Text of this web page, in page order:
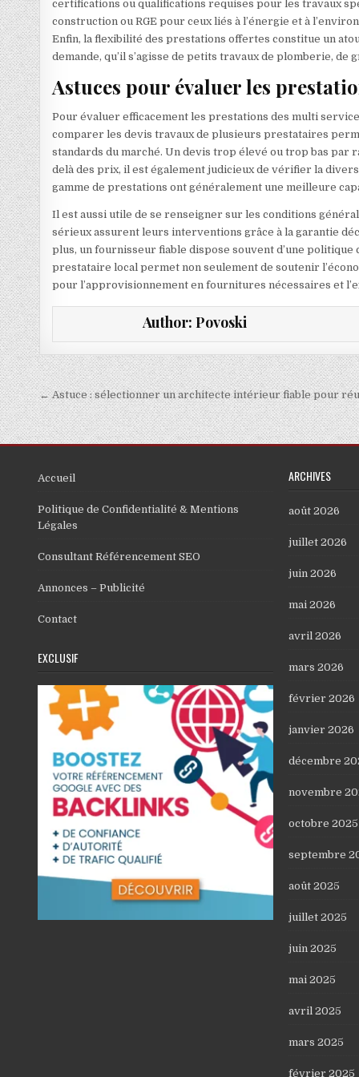
certifications ou qualifications requises pour les travaux
construction ou RGE pour ceux liés à l’énergie et à
Enfin, la flexibilité des prestations offertes constitue un
demande, qu’il s’agisse de petits travaux de plomberie,
Astuces pour évaluer les
Pour évaluer efficacement les prestations des multi
comparer les devis travaux de plusieurs prestataires
standards du marché. Un devis trop élevé ou trop bas
delà des prix, il est également judicieux de vérifier la
gamme de prestations ont généralement une meilleure
Il est aussi utile de se renseigner sur les conditions
sérieux assurent leurs interventions grâce à la garantie
plus, un fournisseur fiable dispose souvent d’une
prestataire local permet non seulement de soutenir
pour l’approvisionnement en fournitures nécessaires et
Author: Povoski
Navigation de l’article
← Astuce : sélectionner un architecte intérieur fiable pour
Accueil
Politique de Confidentialité & Mentions
Légales
Consultant Référencement SEO
Annonces – Publicité
Contact
EXCLUSIF
ARCHIVES
août 2026
juillet 2026
juin 2026
mai 2026
avril 2026
mars 2026
février 2026
janvier 2026
décembre
novembre
octobre 2025
septembre
août 2025
juillet 2025
juin 2025
mai 2025
avril 2025
mars 2025
février 2025